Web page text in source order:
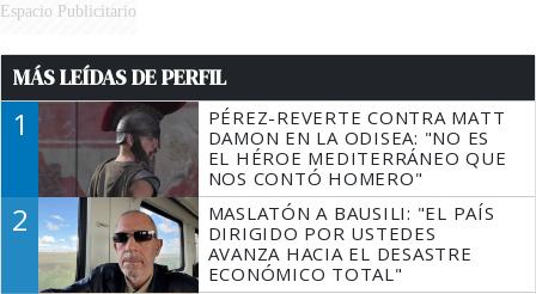
Espacio Publicitario
MÁS LEÍDAS DE PERFIL
1
PÉREZ-REVERTE CONTRA MATT
DAMON EN LA ODISEA: "NO ES
EL HÉROE MEDITERRÁNEO QUE
NOS CONTÓ HOMERO"
2
MASLATÓN A BAUSILI: "EL PAÍS
DIRIGIDO POR USTEDES
AVANZA HACIA EL DESASTRE
ECONÓMICO TOTAL"